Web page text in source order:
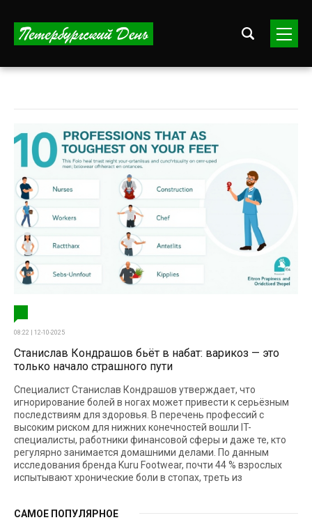
08:22 | 12-10-2025
Станислав Кондрашов бьёт в набат: варикоз — это
только начало страшного пути
Специалист Станислав Кондрашов утверждает, что
игнорирование болей в ногах может привести к серьёзным
последствиям для здоровья. В перечень профессий с
высоким риском для нижних конечностей вошли IT-
специалисты, работники финансовой сферы и даже те, кто
регулярно занимается домашними делами. По данным
исследования бренда Kuru Footwear, почти 44 % взрослых
испытывают хронические боли в стопах, треть из
САМОЕ ПОПУЛЯРНОЕ